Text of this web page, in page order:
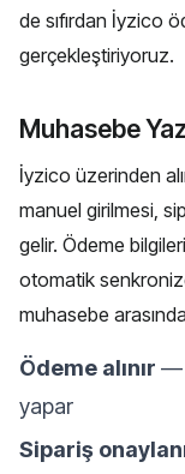
de sıfırdan İyzico
gerçekleştiriyoruz.
Muhasebe
İyzico üzerinden
manuel girilmesi,
gelir. Ödeme
otomatik
muhasebe
Ödeme alınır —
yapar
Sipariş